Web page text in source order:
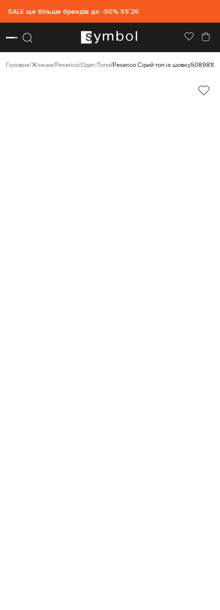
SALE ще більше брендів до -50% SS`26
Головна Жінкам Peserico Одяг Топи Peserico Сірий топ із шовку